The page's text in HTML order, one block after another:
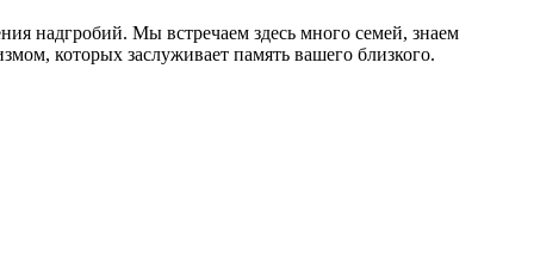
надгробий. Мы встречаем здесь много семей, знаем
которых заслуживает память вашего близкого.